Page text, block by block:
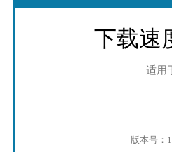
下载速
适用
版本号：